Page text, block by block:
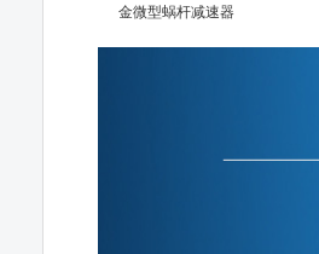
金微型蜗杆减速器